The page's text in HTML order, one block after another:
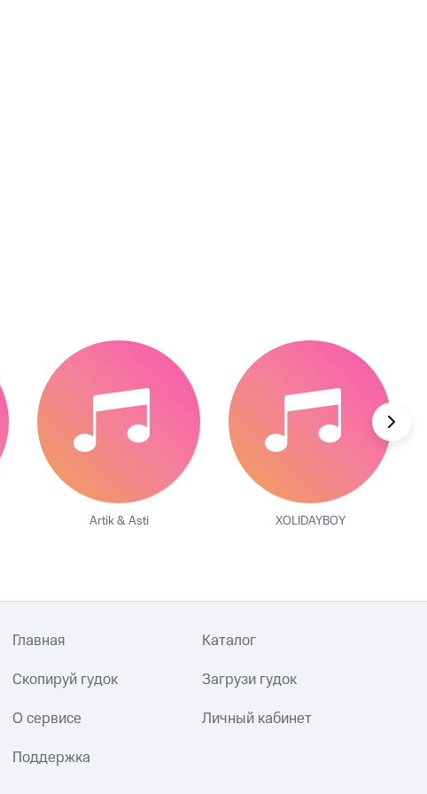
Artik & Asti XOLIDAYBOY
Главная Каталог
Скопируй гудок Загрузи гудок
О сервисе Личный кабинет
Поддержка